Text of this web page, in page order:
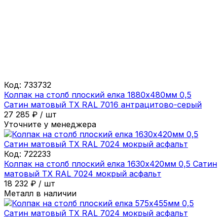
Код: 733732
Колпак на столб плоский елка 1880х480мм 0,5
Сатин матовый ТХ RAL 7016 антрацитово-серый
27 285 ₽ / шт
Уточните у менеджера
Код: 722233
Колпак на столб плоский елка 1630х420мм 0,5 Сатин
матовый ТХ RAL 7024 мокрый асфальт
18 232 ₽ / шт
Металл в наличии